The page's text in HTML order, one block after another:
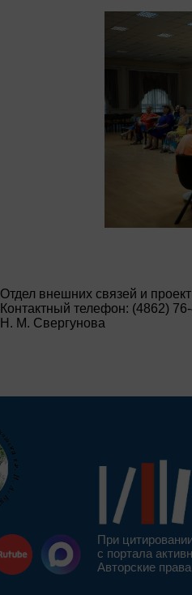
Отдел внешних связей и
Контактный телефон: (4862)
Н. М. Свергунова
При
с портала
Авторские